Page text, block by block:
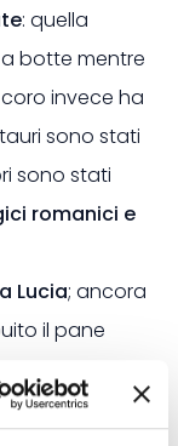
: quella
botte mentre
invece ha
sono stati
sono stati
romanici e
Lucia; ancora
il pane